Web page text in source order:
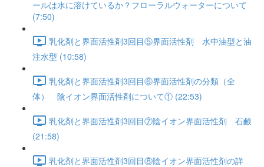
ールは水に溶けているか？フローラルウォーターについて
(7:50)
乳化剤と界面活性剤3回目⑤界面活性剤 水中油型と油
注水型 (10:58)
乳化剤と界面活性剤3回目⑥界面活性剤の分類（全
体） 陰イオン界面活性剤について① (22:53)
乳化剤と界面活性剤3回目⑦陰イオン界面活性剤 石鹸
(21:58)
乳化剤と界面活性剤3回目⑧陰イオン界面活性剤の詳